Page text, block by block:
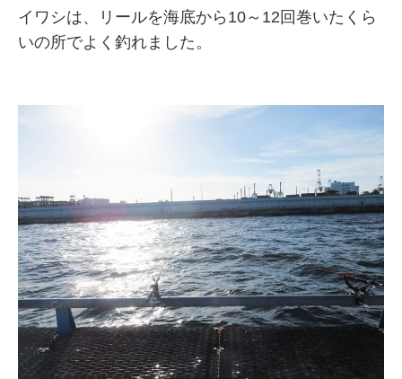
イワシは、リールを海底から10～12回巻いたくら
いの所でよく釣れました。